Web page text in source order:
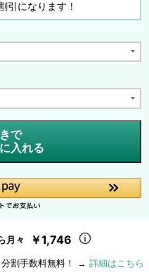
引になります！
で
入れる
月々 ￥1,746
分割手数料無料！ → 詳細はこちら